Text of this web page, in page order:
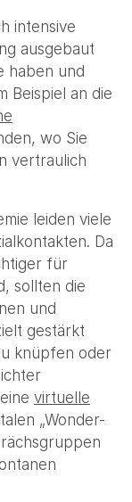
intensive
ausgebaut
haben und
Beispiel an die
wo Sie
vertraulich
leiden viele
Da
für
sollten die
und
gestärkt
knüpfen oder
virtuelle
„Wonder-